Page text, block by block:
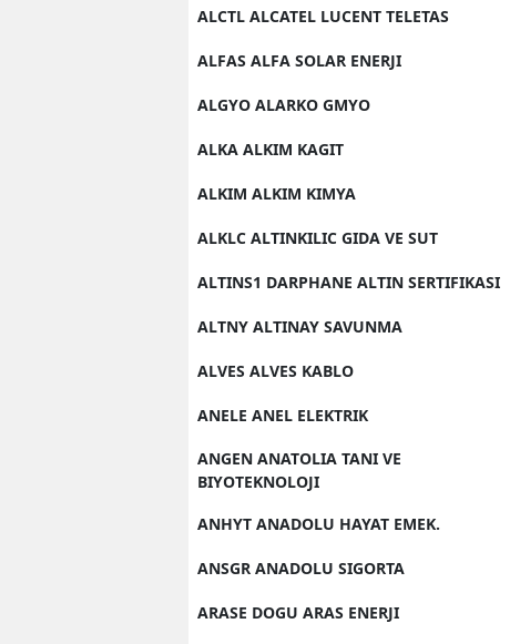
ALCTL ALCATEL LUCENT TELETAS
ALFAS ALFA SOLAR ENERJI
ALGYO ALARKO GMYO
ALKA ALKIM KAGIT
ALKIM ALKIM KIMYA
ALKLC ALTINKILIC GIDA VE SUT
ALTINS1 DARPHANE ALTIN SERTIFIKASI
ALTNY ALTINAY SAVUNMA
ALVES ALVES KABLO
ANELE ANEL ELEKTRIK
ANGEN ANATOLIA TANI VE
BIYOTEKNOLOJI
ANHYT ANADOLU HAYAT EMEK.
ANSGR ANADOLU SIGORTA
ARASE DOGU ARAS ENERJI